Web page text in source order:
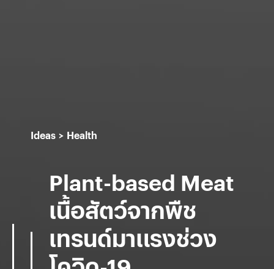
Ideas Health
Plant-based Meat
เนื้อสัตว์จากพืช
เทรนด์มาแรงช่วง